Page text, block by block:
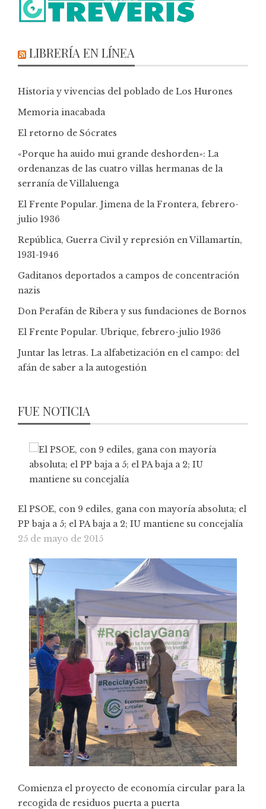
LIBRERÍA EN LÍNEA
Historia y vivencias del poblado de Los Hurones
Memoria inacabada
El retorno de Sócrates
«Porque ha auido mui grande deshorden»: La
ordenanzas de las cuatro villas hermanas de la
serranía de Villaluenga
El Frente Popular. Jimena de la Frontera, febrero-
julio 1936
República, Guerra Civil y represión en Villamartín,
1931-1946
Gaditanos deportados a campos de concentración
nazis
Don Perafán de Ribera y sus fundaciones de Bornos
El Frente Popular. Ubrique, febrero-julio 1936
Juntar las letras. La alfabetización en el campo: del
afán de saber a la autogestión
FUE NOTICIA
El PSOE, con 9 ediles, gana con mayoría absoluta; el
PP baja a 5; el PA baja a 2; IU mantiene su concejalía
25 de mayo de 2015
Comienza el proyecto de economía circular para la
recogida de residuos puerta a puerta